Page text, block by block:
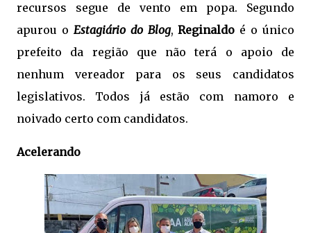
recursos segue de vento em popa. Segundo
apurou o Estagiário do Blog,Reginaldo é o único
prefeito da região que não terá o apoio de
nenhum vereador para os seus candidatos
legislativos. Todos já estão com namoro e
noivado certo com candidatos.
Acelerando